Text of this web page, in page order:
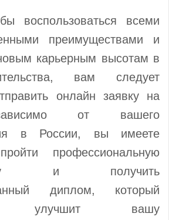
воспользоваться всеми
преимуществами и
карьерным высотам в
вам следует
онлайн заявку на
от вашего
в России, вы имеете
профессиональную
и получить
диплом, который
улучшит вашу